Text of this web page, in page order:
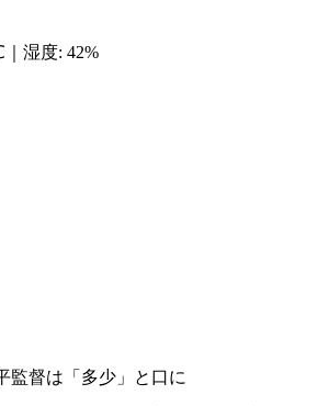
湿度: 42%
監督は「多少」と口に